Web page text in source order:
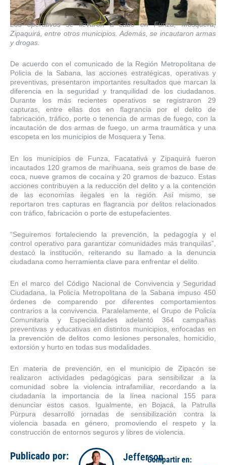
Los operativos se llevaron a cabo en Funza, Mosquera,
Zipaquirá, entre otros municipios. Además, se incautaron armas
y drogas.
De acuerdo con el comunicado de la Región Metropolitana de
Policía de la Sabana, las acciones estratégicas, operativas y
preventivas, presentaron importantes resultados que marcan la
diferencia en la seguridad y tranquilidad de los ciudadanos.
Durante los más recientes operativos se registraron 29
capturas, entre ellas dos en flagrancia por el delito de
fabricación, tráfico, porte o tenencia de armas de fuego, con la
incautación de dos armas de fuego, un arma traumática y una
escopeta en los municipios de Mosquera y Tena.
En los municipios de Funza, Facatativá y Zipaquirá fueron
incautados 120 gramos de marihuana, seis gramos de base de
coca, nueve gramos de cocaína y 20 gramos de bazuco. Estas
acciones contribuyen a la reducción del delito y a la contención
de las economías ilegales en la región. Así mismo, se
reportaron tres capturas en flagrancia por delitos relacionados
con tráfico, fabricación o porte de estupefacientes.
“Seguiremos fortaleciendo la prevención, la pedagogía y el
control operativo para garantizar comunidades más tranquilas”,
destacó la institución, reiterando su llamado a la denuncia
ciudadana como herramienta clave para enfrentar el delito.
En el marco del Código Nacional de Convivencia y Seguridad
Ciudadana, la Policía Metropolitana de la Sabana impuso 450
órdenes de comparendo por diferentes comportamientos
contrarios a la convivencia. Paralelamente, el Grupo de Policía
Comunitaria y Especialidades adelantó 364 campañas
preventivas y educativas en distintos municipios, enfocadas en
la prevención de delitos como lesiones personales, homicidio,
extorsión y hurto en todas sus modalidades.
En materia de prevención, en el municipio de Zipacón se
realizaron actividades pedagógicas para sensibilizar a la
comunidad sobre la violencia intrafamiliar, recordando a la
ciudadanía la importancia de la línea nacional 155 para
denunciar estos casos. Igualmente, en Bojacá, la Patrulla
Púrpura desarrolló jornadas de sensibilización contra la
violencia basada en género, promoviendo el respeto y la
construcción de entornos seguros y libres de violencia.
Publicado por:
JeffersonCompartir en: